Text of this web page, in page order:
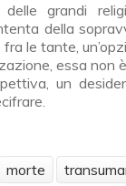
grandi
della
le tante,
essa non
un
morte